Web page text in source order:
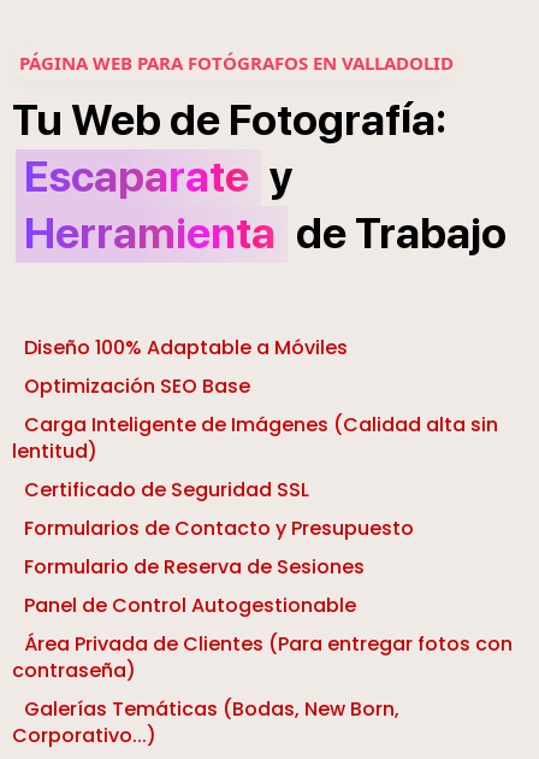
PÁGINA WEB PARA FOTÓGRAFOS EN VALLADOLID
Tu Web de Fotografía:
Escaparate y
Herramienta deTrabajo
Diseño 100% Adaptable a Móviles
Optimización SEO Base
Carga Inteligente de Imágenes (Calidad alta sin
lentitud)
Certificado de Seguridad SSL
Formularios de Contacto y Presupuesto
Formulario de Reserva de Sesiones
Panel de Control Autogestionable
Área Privada de Clientes (Para entregar fotos con
contraseña)
Galerías Temáticas (Bodas, New Born,
Corporativo...)